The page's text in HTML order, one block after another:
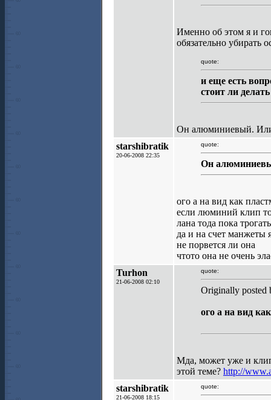
Именно об этом я и
обязательно убирать
quote:
и еще есть
стоит ли
Он алюминиевый. Или
starshibratik
20-06-2008 22:35
quote:
Он
ого а на вид как
если люминий клип
лана тода пока
да и на счет манжеты
не порвется ли она
чтото она не очень
Turhon
21-06-2008 02:10
quote:
Originally posted
ого а на вид
Мда, может уже и
этой теме? http://
starshibratik
21-06-2008 18:15
quote: